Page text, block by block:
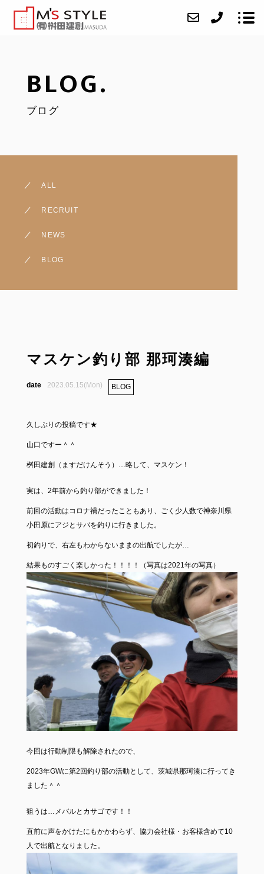
BLOG.
ブログ
ALL
RECRUIT
NEWS
BLOG
マスケン釣り部 那珂湊編
2023.05.15(Mon) BLOG
久しぶりの投稿です★
山口ですー＾＾
桝田建創（ますだけんそう）…略して、マスケン！
実は、2年前から釣り部ができました！
前回の活動はコロナ禍だったこともあり、ごく少人数で神奈川県
小田原にアジとサバを釣りに行きました。
初釣りで、右左もわからないままの出航でしたが…
結果ものすごく楽しかった！！！！（写真は2021年の写真）
今回は行動制限も解除されたので、
2023年GWに第2回釣り部の活動として、茨城県那珂湊に行ってき
ました＾＾
狙うは…メバルとカサゴです！！
直前に声をかけたにもかかわらず、協力会社様・お客様含めて10
人で出航となりました。